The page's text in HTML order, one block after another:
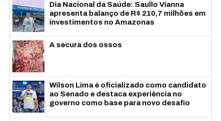
Dia Nacional da Saúde: Saullo Vianna
apresenta balanço de R$ 210,7 milhões em
investimentos no Amazonas
A secura dos ossos
Wilson Lima é oficializado como candidato
ao Senado e destaca experiência no
governo como base para novo desafio